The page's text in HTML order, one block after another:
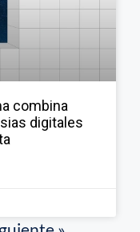
combina
digitales